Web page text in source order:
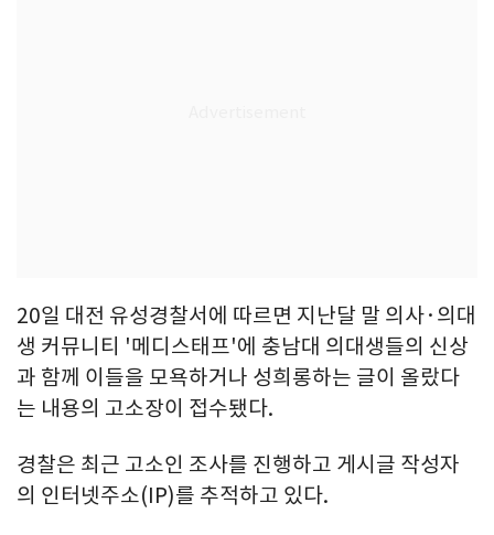
20일 대전 유성경찰서에 따르면 지난달 말 의사·의대
생 커뮤니티 '메디스태프'에 충남대 의대생들의 신상
과 함께 이들을 모욕하거나 성희롱하는 글이 올랐다
는 내용의 고소장이 접수됐다.
경찰은 최근 고소인 조사를 진행하고 게시글 작성자
의 인터넷주소(IP)를 추적하고 있다.